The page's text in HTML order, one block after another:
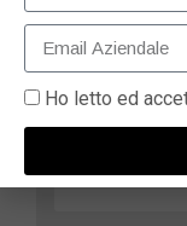
Ho letto ed